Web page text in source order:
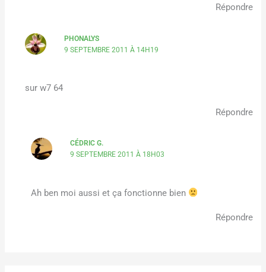
Répondre
PHONALYS
9 SEPTEMBRE 2011 À 14H19
sur w7 64
Répondre
CÉDRIC G.
9 SEPTEMBRE 2011 À 18H03
Ah ben moi aussi et ça fonctionne bien
Répondre